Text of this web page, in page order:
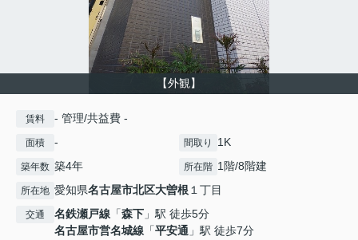
【外観】
賃料 - 管理/共益費 -
面積 - 間取り 1K
築年数 築4年 所在階 1階/8階建
所在地 愛知県名古屋市北区大曽根１丁目
交通 名鉄瀬戸線 「森下 」駅 徒歩5分
名古屋市営名城線 「平安通 」駅 徒歩7分